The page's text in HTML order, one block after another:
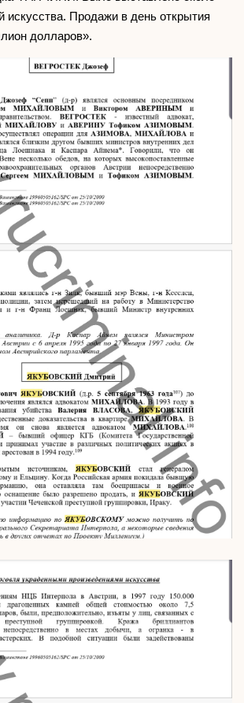
искусства. Продажи в день открытия
долларов».